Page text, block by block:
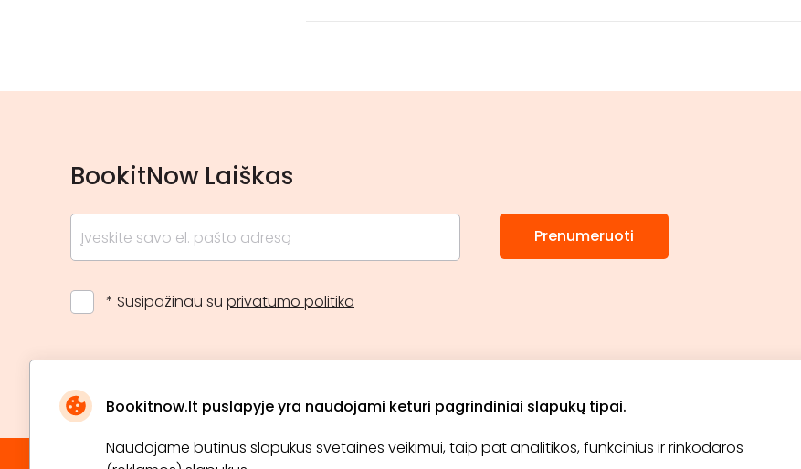
Bookitnow.lt puslapyje yra naudojami keturi pagrindiniai slapukų tipai.
Naudojame būtinus slapukus svetainės veikimui, taip pat analitikos, funkcinius ir rinkodaros
BookitNow Laiškas
* Susipažinau su privatumo politika
Prenumeruoti